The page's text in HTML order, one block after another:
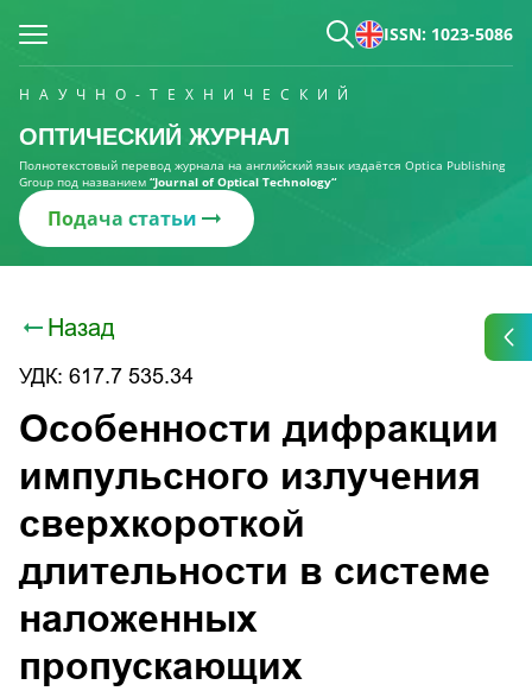
ISSN: 1023-5086
НАУЧНО-ТЕХНИЧЕСКИЙ
ОПТИЧЕСКИЙ ЖУРНАЛ
Полнотекстовый перевод журнала на английский язык издаётся Optica Publishing
Group под названием “Journal of Optical Technology“
Подача статьи
Назад
УДК: 617.7 535.34
Особенности дифракции
импульсного излучения
сверхкороткой
длительности в системе
наложенных
пропускающих